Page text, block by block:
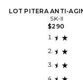
LOT PITERA ANTI-
SK-II
$290